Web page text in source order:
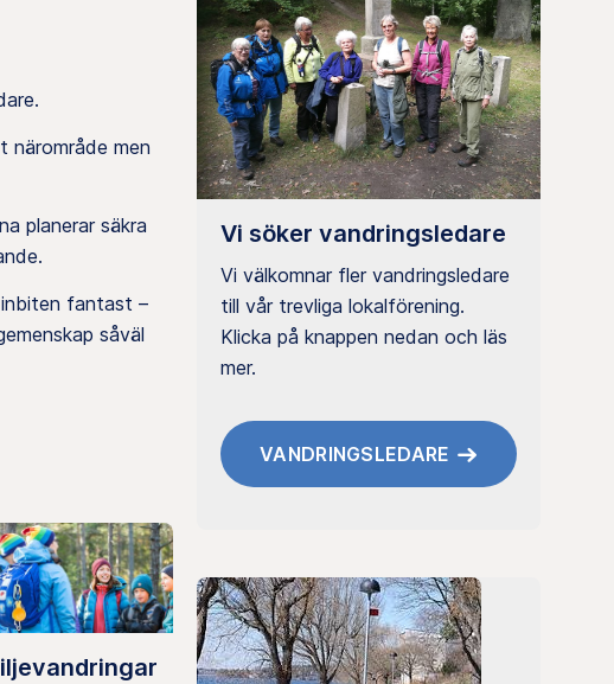
närområde men
planerar säkra
fantast –
såväl
Vi söker vandringsledare
Vi välkomnar fler vandringsledare
till vår trevliga lokalförening.
Klicka på knappen nedan och läs
mer.
VANDRINGSLEDARE